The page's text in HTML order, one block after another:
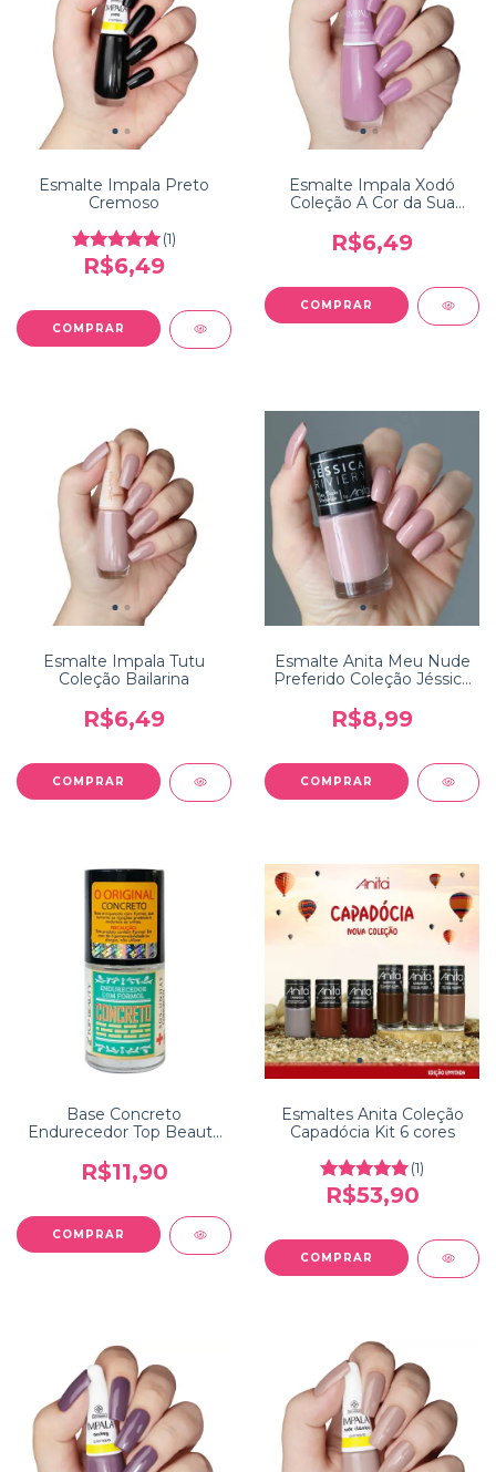
Esmalte Impala Preto
Cremoso
(1)
R$6,49
Esmalte Impala Xodó
Coleção A Cor da Sua
R$6,49
Esmalte Impala Tutu
Coleção Bailarina
R$6,49
Esmalte Anita Meu Nude
Preferido Coleção Jéssica
R$8,99
Base Concreto
Endurecedor Top Beauty
R$11,90
Esmaltes Anita Coleção
Capadócia Kit 6 cores
(1)
R$53,90